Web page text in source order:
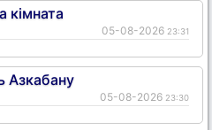
кімната
05-08-2026 23:31
Азкабану
05-08-2026 23:30